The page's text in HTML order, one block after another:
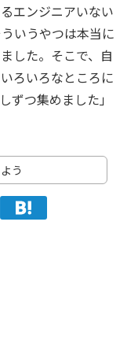
エンジニアいない
いうやつは本当に
した。そこで、自
ろいろなところに
ずつ集めました」
う